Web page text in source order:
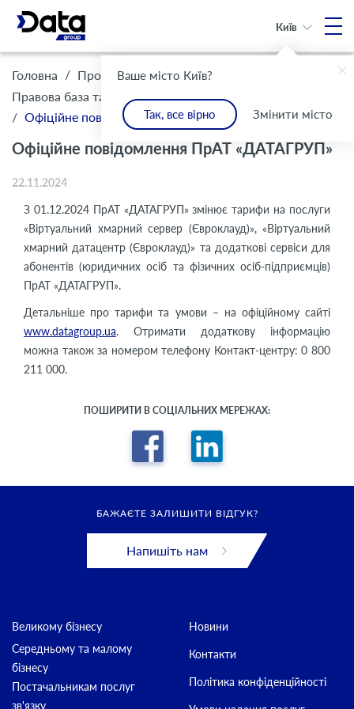
Ваше місто Київ?
Так, все вірно Змінити місто
Київ
Головна / Про Компанію /
Правова база та комплаєнс / Інформація для клієнтів
/ Офіційне повідомлення ПрАТ «ДАТАГРУП»
Офіційне повідомлення ПрАТ «ДАТАГРУП»
22.11.2024
З 01.12.2024 ПрАТ «ДАТАГРУП» змінює тарифи на послуги
«Віртуальний хмарний сервер (Євроклауд)», «Віртуальний
хмарний датацентр (Євроклауд)» та додаткові сервіси для
абонентів (юридичних осіб та фізичних осіб-підприємців)
ПрАТ «ДАТАГРУП».
Детальніше про тарифи та умови – на офіційному сайті
www.datagroup.ua. Отримати додаткову інформацію
можна також за номером телефону Контакт-центру: 0 800
211 000.
ПОШИРИТИ В СОЦІАЛЬНИХ МЕРЕЖАХ:
БАЖАЄТЕ ЗАЛИШИТИ ВІДГУК?
Напишіть нам
Великому бізнесу
Середньому та малому
бізнесу
Постачальникам послуг
зв'язку
Новини
Контакти
Політика конфіденційності